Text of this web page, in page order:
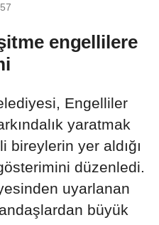
engellilere
Engelliler
yaratmak
bireylerin yer aldığı
düzenledi.
uyarlanan
büyük